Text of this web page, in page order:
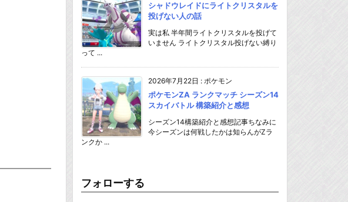
シャドウレイドにライトクリスタルを
投げない人の話
実は私 半年間ライトクリスタルを投げて
いません ライトクリスタル投げない縛り
って ...
2026年7月22日 : ポケモン
ポケモンZA ランクマッチ シーズン14
スカイバトル 構築紹介と感想
シーズン14構築紹介と感想記事ちなみに
今シーズンは何戦したかは知らんがZラ
ンクか ...
フォローする